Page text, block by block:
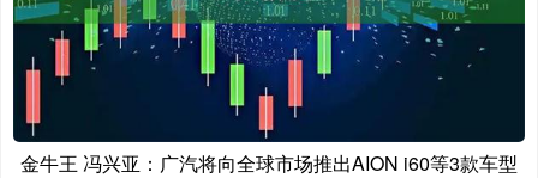
金牛王 冯兴亚：广汽将向全球市场推出AION i60等3款车型